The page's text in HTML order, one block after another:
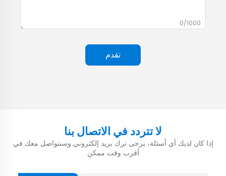
0/1000
تقدم
لا تتردد في الاتصال بنا
إذا كان لديك أي أسئلة، يرجى ترك بريد إلكتروني وسنتواصل معك في
أقرب وقت ممكن